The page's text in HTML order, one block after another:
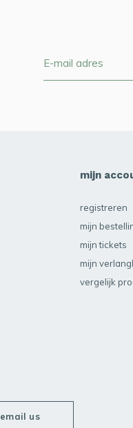
mijn
registreren
mijn
mijn tickets
mijn
vergelijk
email us